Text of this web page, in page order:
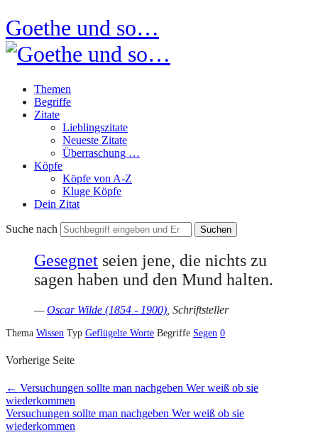
Goethe und so…
Themen
Begriffe
Zitate
Lieblingszitate
Neueste Zitate
Überraschung …
Köpfe
Köpfe von A-Z
Kluge Köpfe
Dein Zitat
Suche nach
Gesegnet seien jene, die nichts zu
sagen haben und den Mund halten.
—Oscar Wilde (1854 - 1900) , Schriftsteller
Thema Wissen Typ Geflügelte Worte Begriffe Segen 0
Vorherige Seite
← Versuchungen sollte man nachgeben Wer weiß ob sie
wiederkommen
Versuchungen sollte man nachgeben Wer weiß ob sie
wiederkommen